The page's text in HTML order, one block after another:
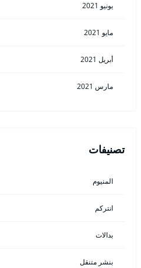
يونيو 2021
مايو 2021
أبريل 2021
مارس 2021
تصنيفات
المنيوم
انتركم
بدالات
بنشر متنقل